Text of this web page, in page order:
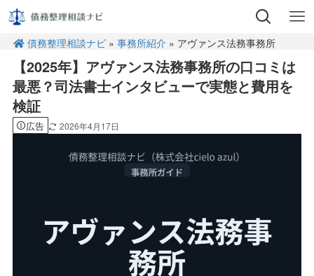
債務整理相談ナビ »事務所紹介 » アヴァンス法務事務所
【2025年】アヴァンス法務事務所の口コミは
最悪？司法書士インタビューで実態と費用を
検証
広告 2026年4月17日